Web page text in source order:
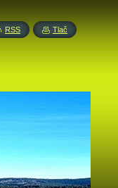
RSS Tlač